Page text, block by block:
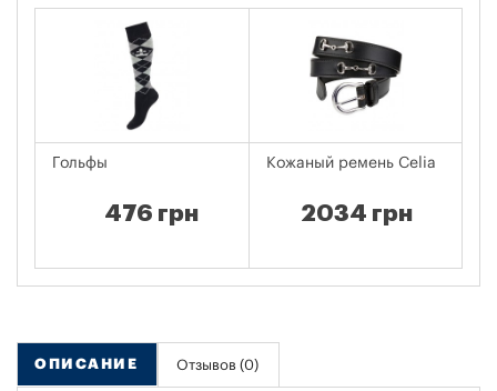
Гольфы
476 грн
Кожаный ремень Celia
2034 грн
ОПИСАНИЕ Отзывов (0)